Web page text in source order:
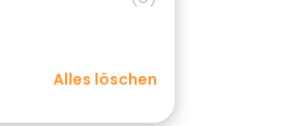
Alles löschen